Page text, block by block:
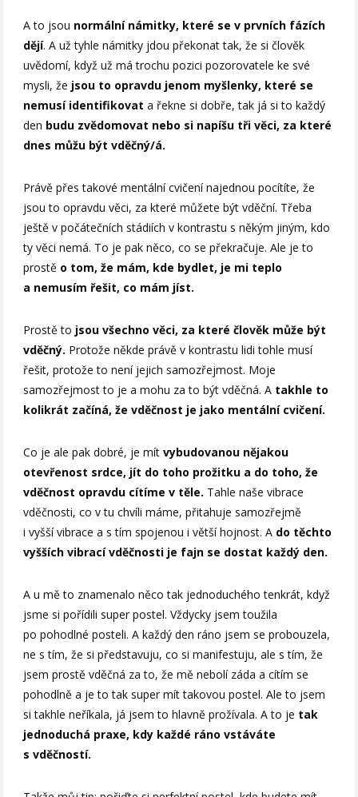
A to jsou normální námitky, které se v prvních fázích
dějí. A už tyhle námitky jdou překonat tak, že si člověk
uvědomí, když už má trochu pozici pozorovatele ke své
mysli, že jsou to opravdu jenom myšlenky, které se
nemusí identifikovat a řekne si dobře, tak já si to každý
den budu zvědomovat nebo si napíšu tři věci, za které
dnes můžu být vděčný/á.
Právě přes takové mentální cvičení najednou pocítíte, že
jsou to opravdu věci, za které můžete být vděční. Třeba
ještě v počátečních stádiích v kontrastu s někým jiným, kdo
ty věci nemá. To je pak něco, co se překračuje. Ale je to
prostě o tom, že mám, kde bydlet, je mi teplo
a nemusím řešit, co mám jíst.
Prostě to jsou všechno věci, za které člověk může být
vděčný. Protože někde právě v kontrastu lidi tohle musí
řešit, protože to není jejich samozřejmost. Moje
samozřejmost to je a mohu za to být vděčná. A takhle to
kolikrát začíná, že vděčnost je jako mentální cvičení.
Co je ale pak dobré, je mítvybudovanou nějakou
otevřenost srdce, jít do toho prožitku a do toho, že
vděčnost opravdu cítíme v těle. Tahle naše vibrace
vděčnosti, co v tu chvíli máme, přitahuje samozřejmě
i vyšší vibrace a s tím spojenou i větší hojnost. A do těchto
vyšších vibrací vděčnosti je fajn se dostat každý den.
A u mě to znamenalo něco tak jednoduchého tenkrát, když
jsme si pořídili super postel. Vždycky jsem toužila
po pohodlné posteli. A každý den ráno jsem se probouzela,
ne s tím, že si představuju, co si manifestuju, ale s tím, že
jsem prostě vděčná za to, že mě nebolí záda a cítím se
pohodlně a je to tak super mít takovou postel. Ale to jsem
si takhle neříkala, já jsem to hlavně prožívala. A to je tak
jednoduchá praxe, kdy každé ráno vstáváte
s vděčností.